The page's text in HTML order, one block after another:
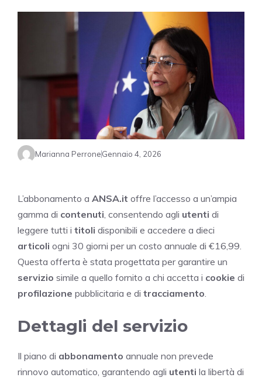
Marianna PerroneGennaio 4, 2026
L’abbonamento a ANSA.it offre l’accesso a un’ampia
gamma di contenuti, consentendo agli utenti di
leggere tutti i titoli disponibili e accedere a dieci
articoli ogni 30 giorni per un costo annuale di €16,99.
Questa offerta è stata progettata per garantire un
servizio simile a quello fornito a chi accetta i cookie di
profilazione pubblicitaria e di tracciamento.
Dettagli del servizio
Il piano di abbonamento annuale non prevede
rinnovo automatico, garantendo agli utenti la libertà di